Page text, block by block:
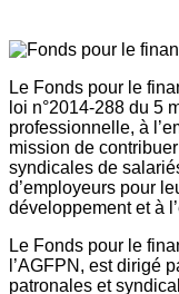
Le Fonds pour le
loi n°2014-288 du 5
professionnelle, à
mission de
syndicales de
d’employeurs pour
développement et à
Le Fonds pour le
l’AGFPN, est dirigé
patronales et